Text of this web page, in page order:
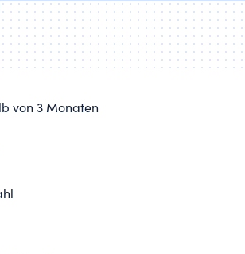
von 3 Monaten